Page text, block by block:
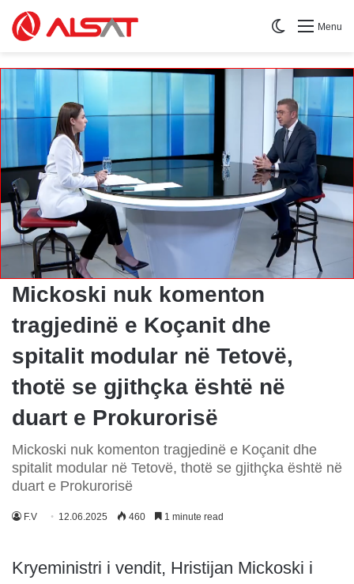
Menu
Switch skin
Mickoski nuk komenton
tragjedinë e Koçanit dhe
spitalit modular në Tetovë,
thotë se gjithçka është në
duart e Prokurorisë
Mickoski nuk komenton tragjedinë e Koçanit dhe
spitalit modular në Tetovë, thotë se gjithçka është në
duart e Prokurorisë
F.V 12.06.2025 460 1 minute read
Kryeministri i vendit, Hristijan Mickoski i